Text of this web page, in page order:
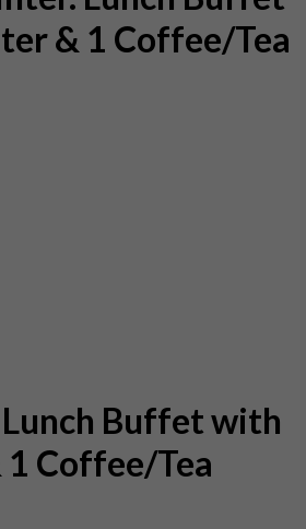
& 1 Coffee/Tea
Buffet with
1 Coffee/Tea